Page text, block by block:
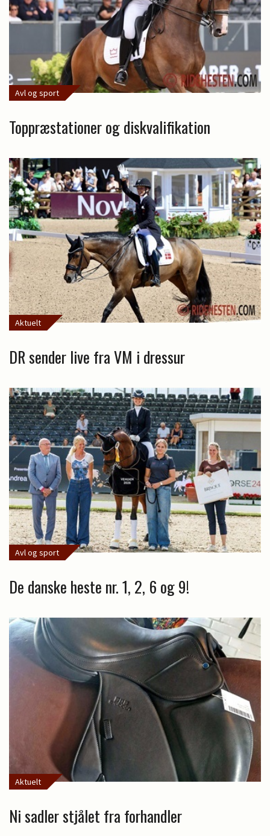
Avl og sport
Toppræstationer og diskvalifikation
Aktuelt
DR sender live fra VM i dressur
Avl og sport
De danske heste nr. 1, 2, 6 og 9!
Aktuelt
Ni sadler stjålet fra forhandler